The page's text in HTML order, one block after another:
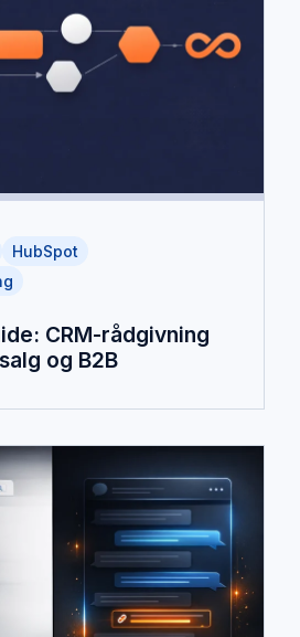
HubSpot
CRM-rådgivning
og B2B